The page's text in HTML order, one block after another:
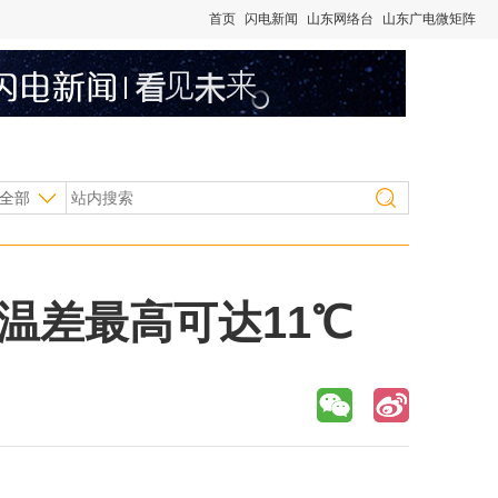
首页 闪电新闻 山东网络台 山东广电微矩阵
部
差最高可达11℃